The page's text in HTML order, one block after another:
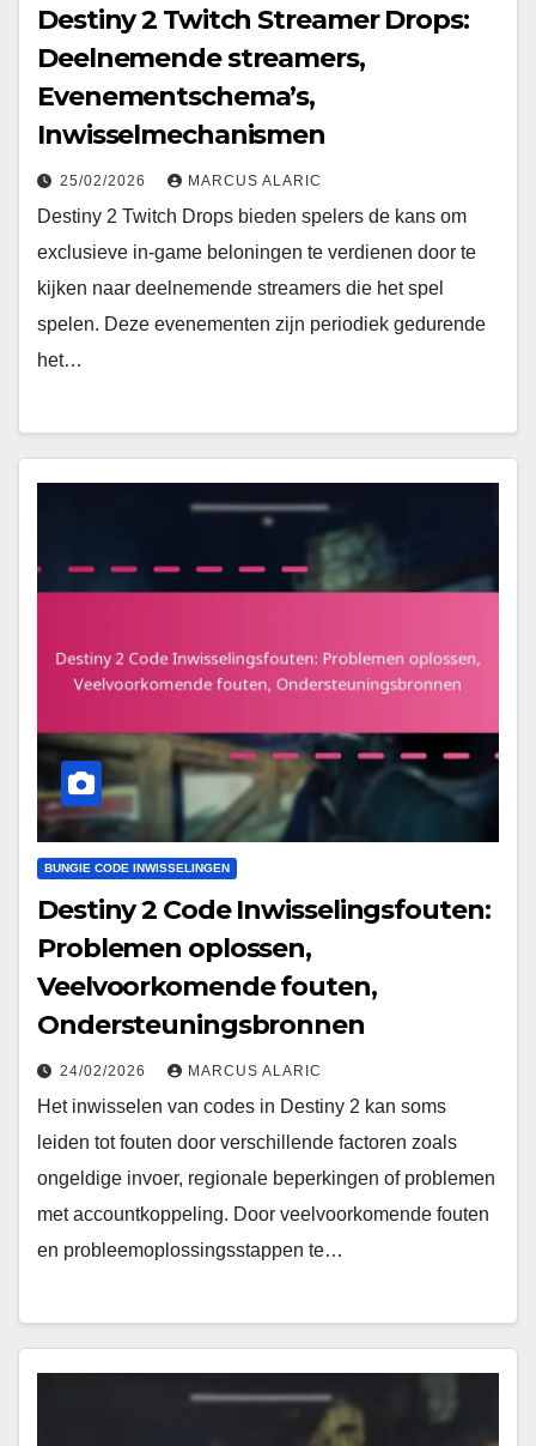
Destiny 2 Twitch Streamer Drops:
Deelnemende streamers,
Evenementschema’s,
Inwisselmechanismen
25/02/2026 MARCUS ALARIC
Destiny 2 Twitch Drops bieden spelers de kans om
exclusieve in-game beloningen te verdienen door te
kijken naar deelnemende streamers die het spel
spelen. Deze evenementen zijn periodiek gedurende
het…
BUNGIE CODE INWISSELINGEN
Destiny 2 Code Inwisselingsfouten:
Problemen oplossen,
Veelvoorkomende fouten,
Ondersteuningsbronnen
24/02/2026 MARCUS ALARIC
Het inwisselen van codes in Destiny 2 kan soms
leiden tot fouten door verschillende factoren zoals
ongeldige invoer, regionale beperkingen of problemen
met accountkoppeling. Door veelvoorkomende fouten
en probleemoplossingsstappen te…